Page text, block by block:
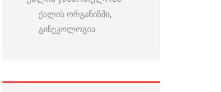
ქალის ორგანიზმი,
გინეკოლოგია